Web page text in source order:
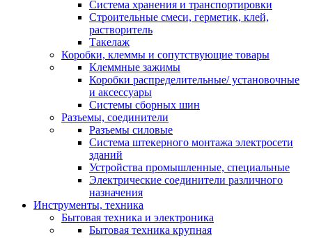
Система хранения и транспортировки
Строительные смеси, герметик, клей,
растворитель
Такелаж
Коробки, клеммы и сопутствующие товары
Клеммные зажимы
Коробки распределительные/ установочные
и аксессуары
Системы сборных шин
Разъемы, соединители
Разъемы силовые
Система штекерного монтажа электросети
зданий
Устройства промышленные, специальные
Электрические соединители различного
назначения
Инструменты, техника
Бытовая техника и электроника
Бытовая техника крупная